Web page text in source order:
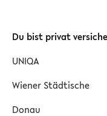
Du bist privat
UNIQA
Wiener Städtische
Donau